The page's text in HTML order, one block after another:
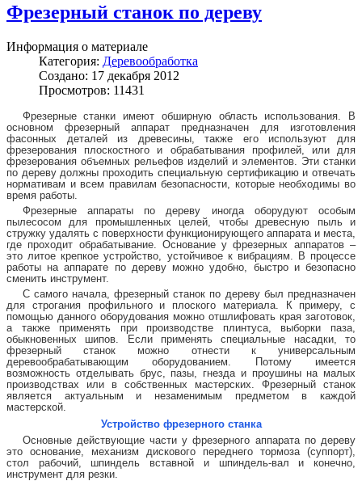
Фрезерный станок по дереву
Информация о материале
Категория: Деревообработка
Создано: 17 декабря 2012
Просмотров: 11431
Фрезерные станки имеют обширную область использования. В
основном фрезерный аппарат предназначен для изготовления
фасонных деталей из древесины, также его используют для
фрезерования плоскостного и обрабатывания профилей, или для
фрезерования объемных рельефов изделий и элементов. Эти станки
по дереву должны проходить специальную сертификацию и отвечать
нормативам и всем правилам безопасности, которые необходимы во
время работы.
Фрезерные аппараты по дереву иногда оборудуют особым
пылесосом для промышленных целей, чтобы древесную пыль и
стружку удалять с поверхности функционирующего аппарата и места,
где проходит обрабатывание. Основание у фрезерных аппаратов –
это литое крепкое устройство, устойчивое к вибрациям. В процессе
работы на аппарате по дереву можно удобно, быстро и безопасно
сменить инструмент.
С самого начала, фрезерный станок по дереву был предназначен
для строгания профильного и плоского материала. К примеру, с
помощью данного оборудования можно отшлифовать края заготовок,
а также применять при производстве плинтуса, выборки паза,
обыкновенных шипов. Если применять специальные насадки, то
фрезерный станок можно отнести к универсальным
деревообрабатывающим оборудованием. Потому имеется
возможность отделывать брус, пазы, гнезда и проушины на малых
производствах или в собственных мастерских. Фрезерный станок
является актуальным и незаменимым предметом в каждой
мастерской.
Устройство фрезерного станка
Основные действующие части у фрезерного аппарата по дереву
это основание, механизм дискового переднего тормоза (суппорт),
стол рабочий, шпиндель вставной и шпиндель-вал и конечно,
инструмент для резки.